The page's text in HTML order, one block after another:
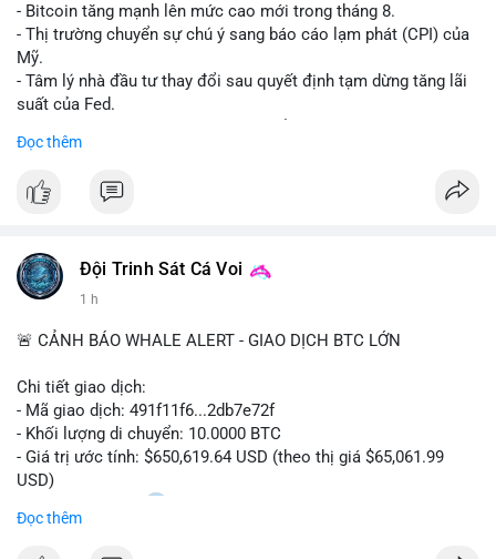
- Bitcoin tăng mạnh lên mức cao mới trong tháng 8.
- Thị trường chuyển sự chú ý sang báo cáo lạm phát (CPI) của
Mỹ.
- Tâm lý nhà đầu tư thay đổi sau quyết định tạm dừng tăng lãi
suất của Fed.
theo.
#bitcoin #btc #cryptonews
#vlikevn #titanbot
📰 Nguồn: Cointelegraph
Đọc thêm
Đội Trinh Sát Cá Voi
1 h
🚨 CẢNH BÁO WHALE ALERT - GIAO DỊCH BTC LỚN
Chi tiết giao dịch:
- Mã giao dịch: 491f11f6...2db7e72f
- Khối lượng di chuyển: 10.0000 BTC
- Giá trị ước tính: $650,619.64 USD (theo thị giá $65,061.99
USD)
- Thời gian: 11:20
Nhận định phân tích hành vi của Cá voi dựa trên giao dịch này:
Đọc thêm